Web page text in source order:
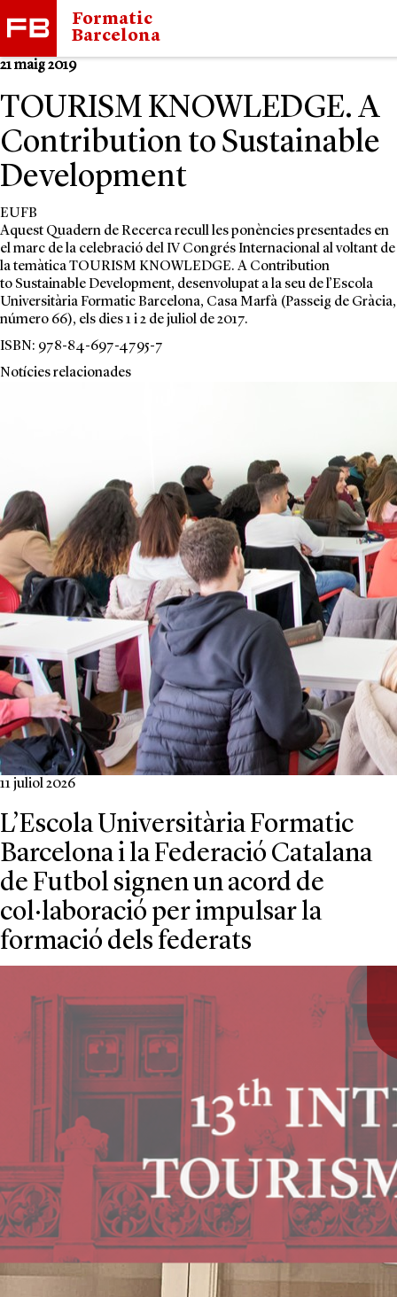
Formatic
Barcelona
21 maig 2019
TOURISM KNOWLEDGE. A
Contribution to Sustainable
Development
EUFB
Aquest Quadern de Recerca recull les ponències presentades en
el marc de la celebració del IV Congrés Internacional al voltant de
la temàtica TOURISM KNOWLEDGE. A Contribution
to Sustainable Development, desenvolupat a la seu de l’Escola
Universitària Formatic Barcelona, Casa Marfà (Passeig de Gràcia,
número 66), els dies 1 i 2 de juliol de 2017.
ISBN: 978-84-697-4795-7
Notícies relacionades
11 juliol 2026
L’Escola Universitària Formatic
Barcelona i la Federació Catalana
de Futbol signen un acord de
col·laboració per impulsar la
formació dels federats